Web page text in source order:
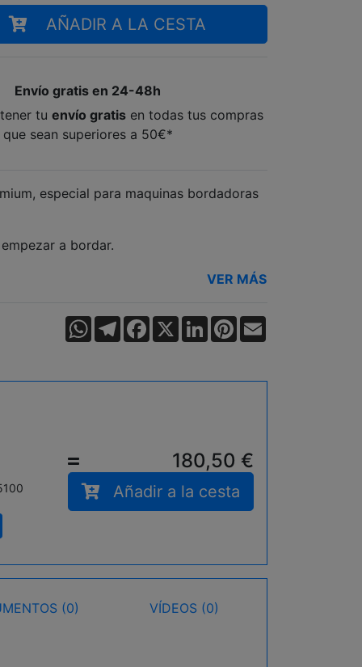
AÑADIR A LA CESTA
Envío gratis en 24-48h
tu envío gratisen todas tus compras
que sean superiores a 50€*
especial para maquinas bordadoras
a bordar.
VER MÁS
WhatsApp
TelegramFacebook
X LinkedInPinterest
= 180,50 €
Añadir a la cesta
(0) VÍDEOS (0)